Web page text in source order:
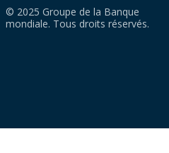
© 2025 Groupe de la Banque
mondiale. Tous droits réservés.